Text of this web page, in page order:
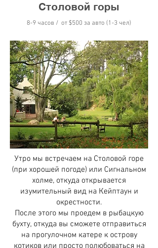
Столовой горы
8-9 часов / от $500 за авто (1-3 чел)
Утро мы встречаем на Столовой горе
(при хорошей погоде) или Сигнальном
холме, откуда открывается
изумительный вид на Кейптаун и
окрестности.
После этого мы проедем в рыбацкую
бухту, откуда вы сможете отправиться
на прогулочном катере к острову
котиков или просто полюбоваться на